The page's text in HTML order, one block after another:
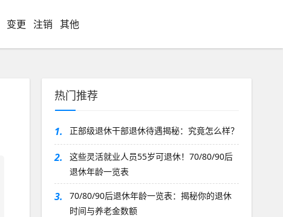
变更 注销 其他
热门推荐
1. 正部级退休干部退休待遇揭秘：究竟怎么样？
2.
这些灵活就业人员55岁可退休！70/80/90后
退休年龄一览表
3.
70/80/90后退休年龄一览表：揭秘你的退休
时间与养老金数额